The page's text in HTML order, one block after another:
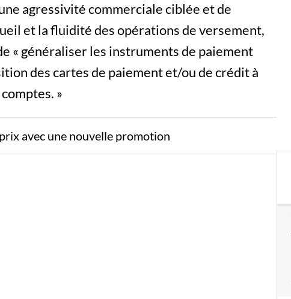
agressivité commerciale ciblée et de
et la fluidité des opérations de versement,
« généraliser les instruments de paiement
des cartes de paiement et/ou de crédit à
»
avec une nouvelle promotion